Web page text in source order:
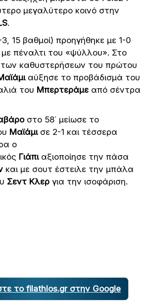
μεγαλύτερο κοινό στην
.
15 βαθμοί) προηγήθηκε με 1-0
πέναλτι του «ψύλλου». Στο
καθυστερήσεων του πρώτου
αύξησε το προβάδισμά του
του Μπερτεράμε από σέντρα
στο 58΄ μείωσε το
Μαϊάμισε 2-1 και τέσσερα
ο
Γιάπιαξιοποίησε την πάσα
και με σουτ έστειλε την μπάλα
Σεντ Κλερ για την ισοφάριση.
το filathlos.gr στην Google